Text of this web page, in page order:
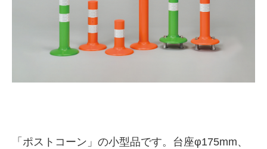
株式会社吾妻製作所 会社案
「ポストコーン」の小型品です。台座φ175mm、